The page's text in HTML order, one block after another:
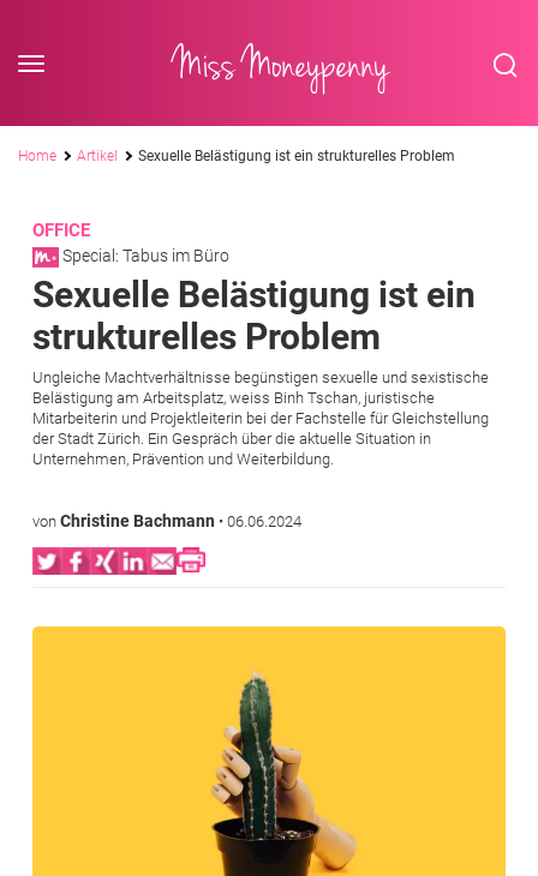
Miss Moneypenny
Pfadnavigation
Home Artikel Sexuelle Belästigung ist ein strukturelles Problem
OFFICE
Special: Tabus im Büro
Sexuelle Belästigung ist ein
strukturelles Problem
Ungleiche Machtverhältnisse begünstigen sexuelle und sexistische
Belästigung am Arbeitsplatz, weiss Binh Tschan, juristische
Mitarbeiterin und Projektleiterin bei der Fachstelle für Gleichstellung
der Stadt Zürich. Ein Gespräch über die aktuelle Situation in
Unternehmen, Prävention und Weiterbildung.
von Christine Bachmann • 06.06.2024
Bild